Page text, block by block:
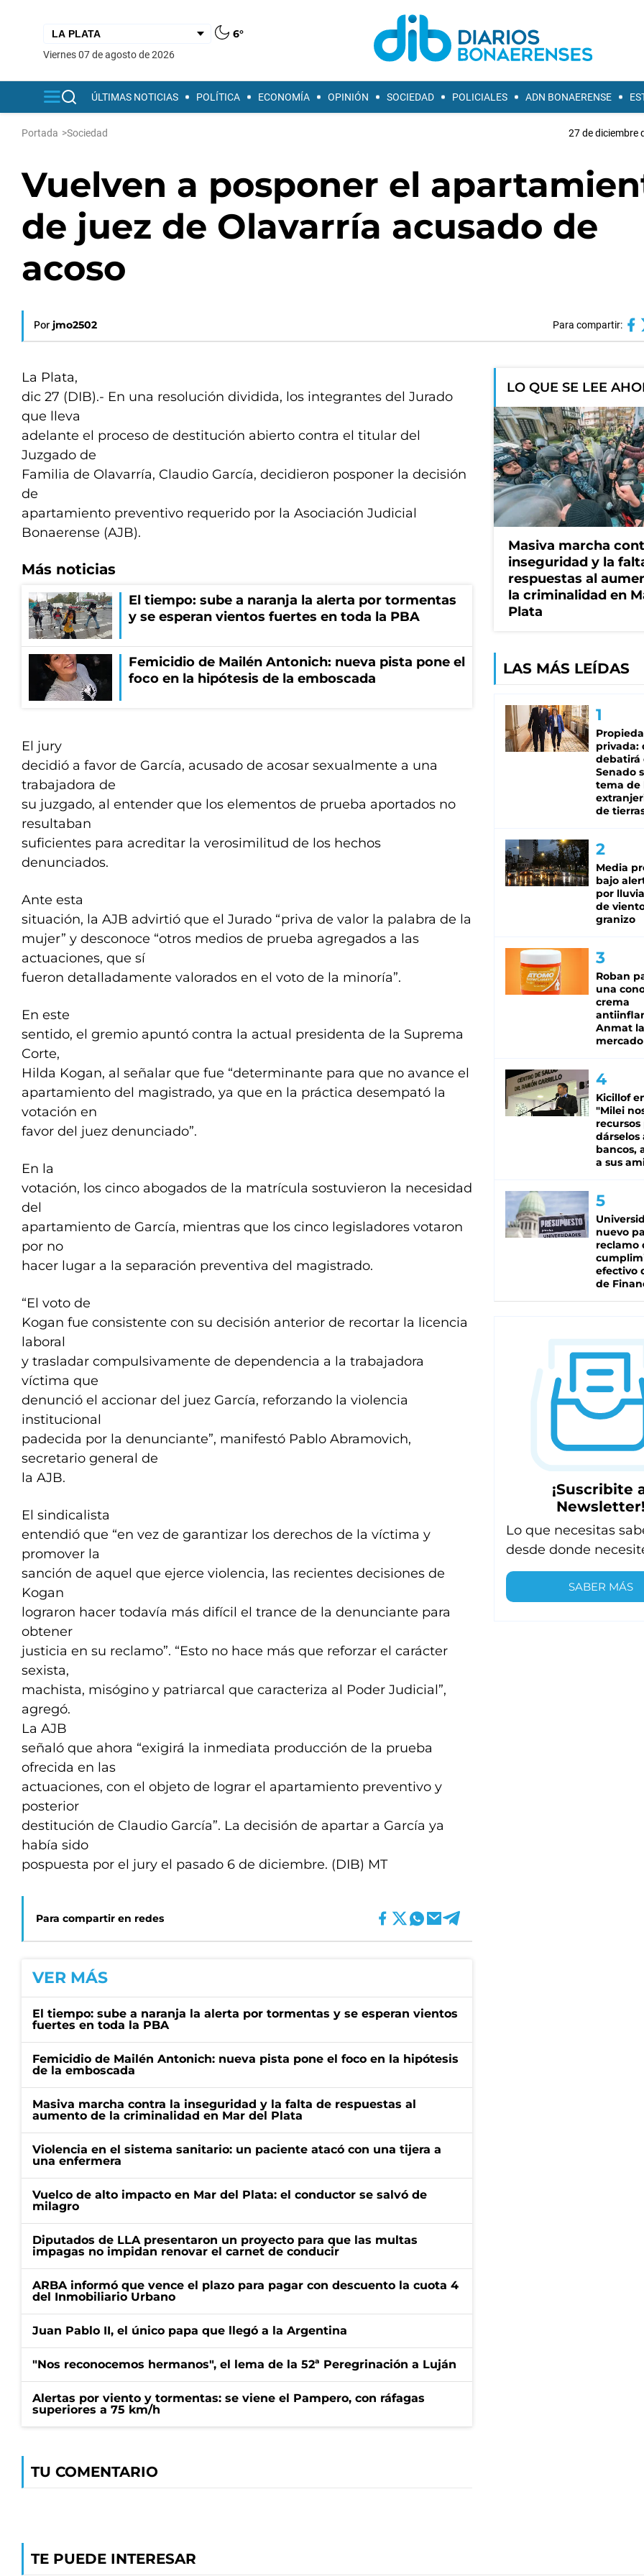
6°
viernes 07 de agosto de 2026
ÚLTIMAS NOTICIAS POLÍTICA ECONOMÍA OPINIÓN SOCIEDAD POLICIALES ADN BONAERENSE
Portada >Sociedad 27 de diciembre
Vuelven a posponer el
de juez de Olavarría acusado de
acoso
Por jmo2502 Para compartir:
La Plata,
dic 27 (DIB).- En una resolución dividida, los integrantes del Jurado
que lleva
adelante el proceso de destitución abierto contra el titular del
Juzgado de
Familia de Olavarría, Claudio García, decidieron posponer la decisión
de
apartamiento preventivo requerido por la Asociación Judicial
Bonaerense (AJB).
Más noticias
El tiempo: sube a naranja la alerta por tormentas
y se esperan vientos fuertes en toda la PBA
Femicidio de Mailén Antonich: nueva pista pone el
foco en la hipótesis de la emboscada
El jury
decidió a favor de García, acusado de acosar sexualmente a una
trabajadora de
su juzgado, al entender que los elementos de prueba aportados no
resultaban
suficientes para acreditar la verosimilitud de los hechos
denunciados.
Ante esta
situación, la AJB advirtió que el Jurado “priva de valor la palabra de la
mujer” y desconoce “otros medios de prueba agregados a las
actuaciones, que sí
fueron detalladamente valorados en el voto de la minoría”.
En este
sentido, el gremio apuntó contra la actual presidenta de la Suprema
Corte,
Hilda Kogan, al señalar que fue “determinante para que no avance el
apartamiento del magistrado, ya que en la práctica desempató la
votación en
favor del juez denunciado”.
En la
votación, los cinco abogados de la matrícula sostuvieron la necesidad
del
apartamiento de García, mientras que los cinco legisladores votaron
por no
hacer lugar a la separación preventiva del magistrado.
“El voto de
Kogan fue consistente con su decisión anterior de recortar la licencia
laboral
y trasladar compulsivamente de dependencia a la trabajadora
víctima que
denunció el accionar del juez García, reforzando la violencia
institucional
padecida por la denunciante”, manifestó Pablo Abramovich,
secretario general de
la AJB.
El sindicalista
entendió que “en vez de garantizar los derechos de la víctima y
promover la
sanción de aquel que ejerce violencia, las recientes decisiones de
Kogan
lograron hacer todavía más difícil el trance de la denunciante para
obtener
justicia en su reclamo”. “Esto no hace más que reforzar el carácter
sexista,
machista, misógino y patriarcal que caracteriza al Poder Judicial”,
agregó.
La AJB
señaló que ahora “exigirá la inmediata producción de la prueba
ofrecida en las
actuaciones, con el objeto de lograr el apartamiento preventivo y
posterior
destitución de Claudio García”. La decisión de apartar a García ya
había sido
pospuesta por el jury el pasado 6 de diciembre. (DIB) MT
Para compartir en redes
VER MÁS
El tiempo: sube a naranja la alerta por tormentas y se esperan vientos
fuertes en toda la PBA
Femicidio de Mailén Antonich: nueva pista pone el foco en la hipótesis
de la emboscada
Masiva marcha contra la inseguridad y la falta de respuestas al
aumento de la criminalidad en Mar del Plata
Violencia en el sistema sanitario: un paciente atacó con una tijera a
una enfermera
Vuelco de alto impacto en Mar del Plata: el conductor se salvó de
milagro
Diputados de LLA presentaron un proyecto para que las multas
impagas no impidan renovar el carnet de conducir
ARBA informó que vence el plazo para pagar con descuento la cuota 4
del Inmobiliario Urbano
Juan Pablo II, el único papa que llegó a la Argentina
"Nos reconocemos hermanos", el lema de la 52ª Peregrinación a Luján
Alertas por viento y tormentas: se viene el Pampero, con ráfagas
superiores a 75 km/h
TU COMENTARIO
LO QUE SE LEE
Masiva marcha
inseguridad y la
respuestas al
la criminalidad en
Plata
LAS MÁS LEÍDAS
privada:
debatirá
Senado
tema de
de
Media
bajo
por
de
granizo
Roban
una
crema
Anmat
mercado
Kicillof
"Milei
recursos
dárselos
bancos,
a sus
nuevo
reclamo
efectivo
de
¡Suscribite
Newsletter!
Lo que necesitas
desde donde
SABER MÁS
TE PUEDE INTERESAR